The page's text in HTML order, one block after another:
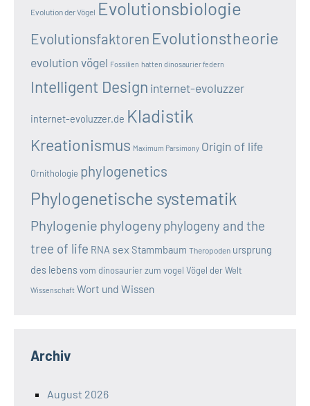
Evolution der Vögel Evolutionsbiologie
Evolutionsfaktoren Evolutionstheorie
evolution vögel Fossilien hatten dinosaurier federn
Intelligent Design internet-evoluzzer
internet-evoluzzer.de Kladistik
Kreationismus Maximum Parsimony Origin of life
Ornithologie phylogenetics
Phylogenetische systematik
Phylogenie phylogenyphylogeny and the
tree of life RNA sex Stammbaum Theropoden ursprung
des lebensvom dinosaurier zum vogel Vögel der Welt
Wissenschaft Wort und Wissen
Archiv
August 2026